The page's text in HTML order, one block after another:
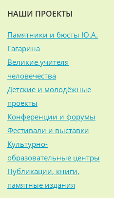
НАШИ ПРОЕКТЫ
Памятники и бюсты Ю.А.
Гагарина
Великие учителя
человечества
Детские и молодёжные
проекты
Конференции и форумы
Фестивали и выставки
Культурно-
образовательные центры
Публикации, книги,
памятные издания